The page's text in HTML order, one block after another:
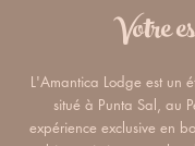
Votre
L'Amantica Lodge est un
situé à Punta Sal, au
expérience exclusive en